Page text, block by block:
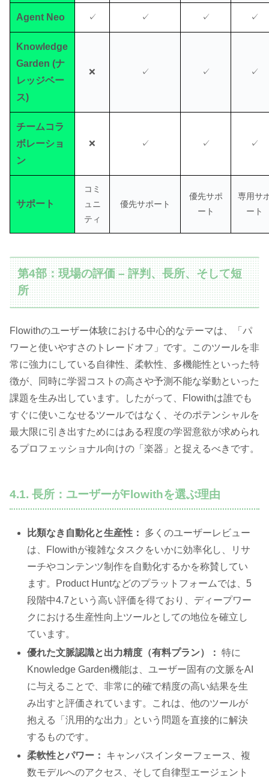
Agent Neo ✓ ✓ ✓ ✓
Knowledge
Garden (ナ
レッジベー
ス)
❌ ✓ ✓ ✓
チームコラ
ボレーショ
ン
❌ ✓ ✓ ✓
サポート
コミ
ュニ
ティ
優先サポート
優先サポ
ート
専用サ
ート
第4部：現場の評価 – 評判、長所、そして短
所
Flowithのユーザー体験における中心的なテーマは、「パ
ワーと使いやすさのトレードオフ」です。このツールを非
常に強力にしている自律性、柔軟性、多機能性といった特
徴が、同時に学習コストの高さや予測不能な挙動といった
課題を生み出しています。したがって、Flowithは誰でも
すぐに使いこなせるツールではなく、そのポテンシャルを
最大限に引き出すためにはある程度の学習意欲が求められ
るプロフェッショナル向けの「楽器」と捉えるべきです。
4.1. 長所：ユーザーがFlowithを選ぶ理由
比類なき自動化と生産性：
多くのユーザーレビュー
は、Flowithが複雑なタスクをいかに効率化し、リサ
ーチやコンテンツ制作を自動化するかを称賛してい
ます。Product Huntなどのプラットフォームでは、5
段階中4.7という高い評価を得ており、ディープワー
クにおける生産性向上ツールとしての地位を確立し
ています。
優れた文脈認識と出力精度（有料プラン）： 特に
Knowledge Garden機能は、ユーザー固有の文脈をAI
に与えることで、非常に的確で精度の高い結果を生
み出すと評価されています。これは、他のツールが
抱える「汎用的な出力」という問題を直接的に解決
するものです。
柔軟性とパワー：
キャンバスインターフェース、複
数モデルへのアクセス、そして自律型エージェント